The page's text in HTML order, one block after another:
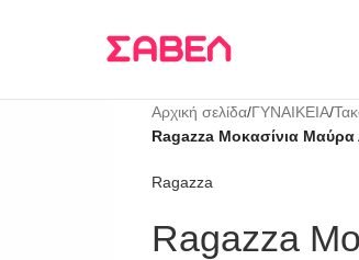
Αρχική σελίδα/ΓΥΝΑΙΚΕΙΑ/
Ragazza Μοκασίνια Μαύρα
Ragazza
Ragazza